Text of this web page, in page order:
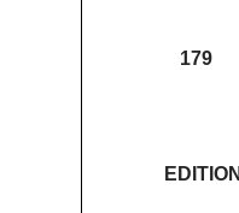
179
EDITION